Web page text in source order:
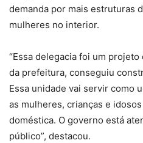
demanda por mais estruturas
mulheres no interior.
“Essa delegacia foi um
da prefeitura, conseguiu
Essa unidade vai servir como
as mulheres, crianças e
doméstica. O governo está
público”, destacou.